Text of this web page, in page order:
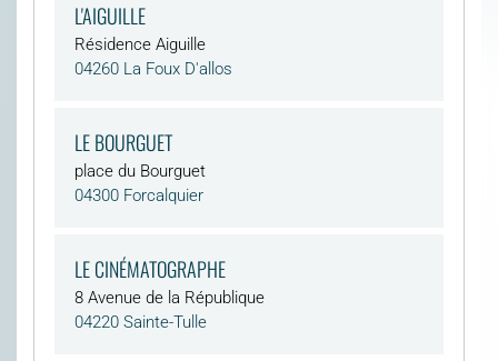
L'AIGUILLE
Résidence Aiguille
04260 La Foux D'allos
LE BOURGUET
place du Bourguet
04300 Forcalquier
LE CINÉMATOGRAPHE
8 Avenue de la République
04220 Sainte-Tulle